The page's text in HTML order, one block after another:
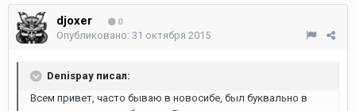
djoxer 0
Опубликовано: 31 октября 2015
Denispay писал:
Всем привет, часто бываю в новосибе, был буквально в